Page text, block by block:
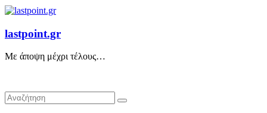
lastpoint.gr
Με άποψη μέχρι τέλους…